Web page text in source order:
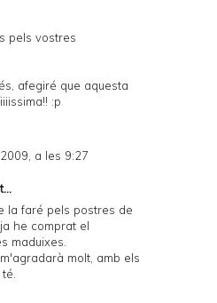
pels vostres
afegiré que aquesta
:p
a les 9:27
la faré pels postres de
he comprat el
maduixes.
molt, amb els